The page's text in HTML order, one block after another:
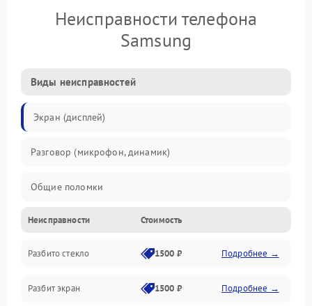
Неисправности телефона
Samsung
Виды неисправностей
Экран (дисплей)
Разговор (микрофон, динамик)
Общие поломки
Проблемы связи
Камеры
Проблемы с дисплеем и сенсором
Неисправности Стоимость
Разбито стекло 1500 ₽ Подробнее →
Разбит экран 1500 ₽ Подробнее →